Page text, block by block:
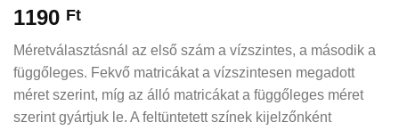
1190 Ft
Méretválasztásnál az első szám a vízszintes, a második a
függőleges. Fekvő matricákat a vízszintesen megadott
méret szerint, míg az álló matricákat a függőleges méret
szerint gyártjuk le. A feltüntetett színek kijelzőnként